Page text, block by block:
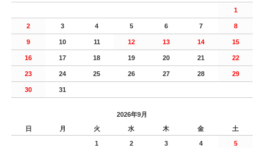
1
2 3 4 5 6 7 8
9 10 11 12 13 14 15
16 17 18 19 20 21 22
23 24 25 26 27 28 29
30 31
2026年9月
日
月 火 水 木 金 土
1 2 3 4 5